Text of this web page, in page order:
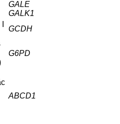
GALE
GALK1
GCDH
G6PD
ABCD1